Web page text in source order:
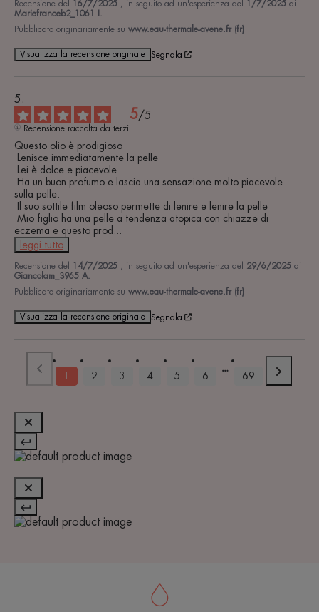
Recensione del 16/7/2025 , in seguito ad un'esperienza del 1/7/2025 di
Mariefranceb2_1061 I.
Pubblicato originariamente su www.eau-thermale-avene.fr (fr)
Visualizza la recensione originale Segnala
5/5
Recensione raccolta da terzi
Questo olio è prodigioso
sulla pelle.
eczema e questo prod
leggi tutto
Recensione del 14/7/2025 , in seguito ad un'esperienza del 29/6/2025 di
Giancolam_3965 A.
Pubblicato originariamente su www.eau-thermale-avene.fr (fr)
Visualizza la recensione originale Segnala
2 3 4 5 6 69